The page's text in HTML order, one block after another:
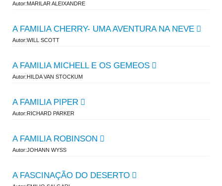
Autor:MARILAR ALEIXANDRE
A FAMILIA CHERRY- UMA AVENTURA NA NEVE
Autor:WILL SCOTT
A FAMILIA MICHELL E OS GEMEOS
Autor:HILDA VAN STOCKUM
A FAMILIA PIPER
Autor:RICHARD PARKER
A FAMILIA ROBINSON
Autor:JOHANN WYSS
A FASCINAÇÃO DO DESERTO